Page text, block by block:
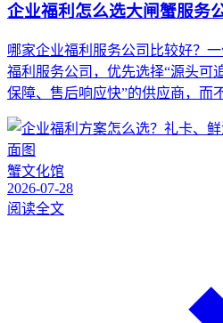
企业福利怎么选大闸蟹服务
哪家企业福利服务公司比较好？
福利服务公司，优先选择“源头可
保障、售后响应快”的供应商，而
蟹文化馆
2026-07-28
阅读全文